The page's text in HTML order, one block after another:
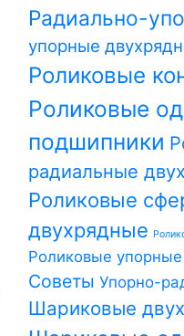
Радиально-
упорные
Роликовые
Роликовые
подшипники
радиальные
Роликовые
двухрядные
Роликовые упорные
Советы Упорно-
Шариковые